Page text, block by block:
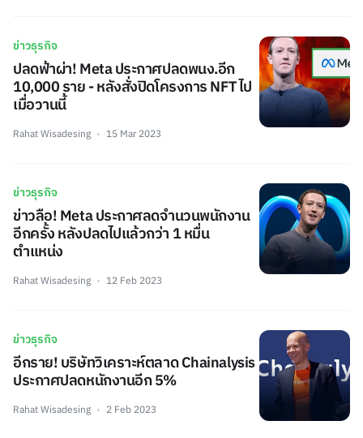
ข่าวธุรกิจ
ปลดฟ้าผ่า! Meta ประกาศปลดพนง.อีก
10,000 ราย - หลังสั่งปิดโครงการ NFT ไป
เมื่อวานนี้
Rahat Wisadesing 15 Mar 2023
ข่าวธุรกิจ
ข่าวลือ! Meta ประกาศลดจำนวนพนักงาน
อีกครั้ง หลังปลดไปแล้วกว่า 1 หมื่น
ตำแหน่ง
Rahat Wisadesing 12 Feb 2023
ข่าวธุรกิจ
อีกราย! บริษัทวิเคราะห์ตลาด Chainalysis
ประกาศปลดหนักงานอีก 5%
Rahat Wisadesing 2 Feb 2023